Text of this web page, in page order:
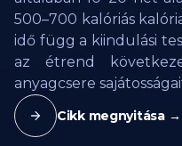
500–700 kalóriás
idő függ a kiindulási
az étrend
anyagcsere
Cikk megnyitása →